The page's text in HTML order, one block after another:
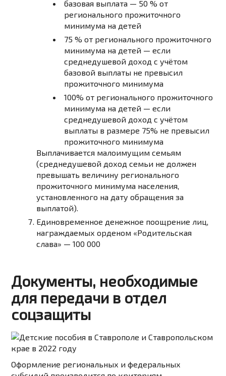
базовая выплата — 50 % от
регионального прожиточного
минимума на детей
75 % от регионального прожиточного
минимума на детей — если
среднедушевой доход с учётом
базовой выплаты не превысил
прожиточного минимума
100% от регионального прожиточного
минимума на детей — если
среднедушевой доход с учётом
выплаты в размере 75% не превысил
прожиточного минимума
Выплачивается малоимущим семьям
(среднедушевой доход семьи не должен
превышать величину регионального
прожиточного минимума населения,
установленного на дату обращения за
выплатой).
Единовременное денежное поощрение лиц,
награждаемых орденом «Родительская
слава» —100 000
Документы, необходимые
для передачи в отдел
соцзащиты
Оформление региональных и федеральных